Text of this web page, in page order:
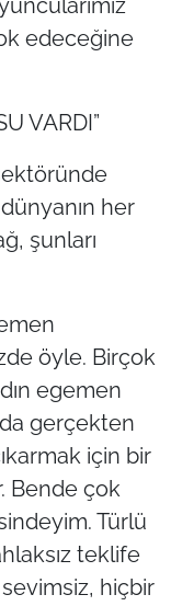
edeceğine
VARDI”
her
şunları
öyle. Birçok
egemen
gerçekten
için bir
Bende çok
Türlü
teklife
hiçbir